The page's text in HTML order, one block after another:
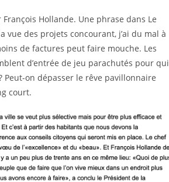
Hollande. Une phrase dans Le
vue des projets concourant, j’ai du mal à
de factures peut faire mouche. Les
d’entrée de jeu parachutés pour qui
Peut-on dépasser le rêve pavillonnaire
court.